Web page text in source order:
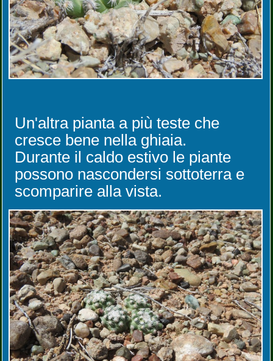
Un'altra pianta a più teste che
cresce bene nella ghiaia.
Durante il caldo estivo le piante
possono nascondersi sottoterra e
scomparire alla vista.